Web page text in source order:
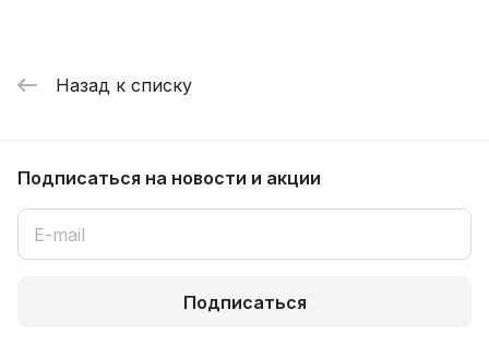
Назад к списку
Подписаться на новости и акции
Подписаться